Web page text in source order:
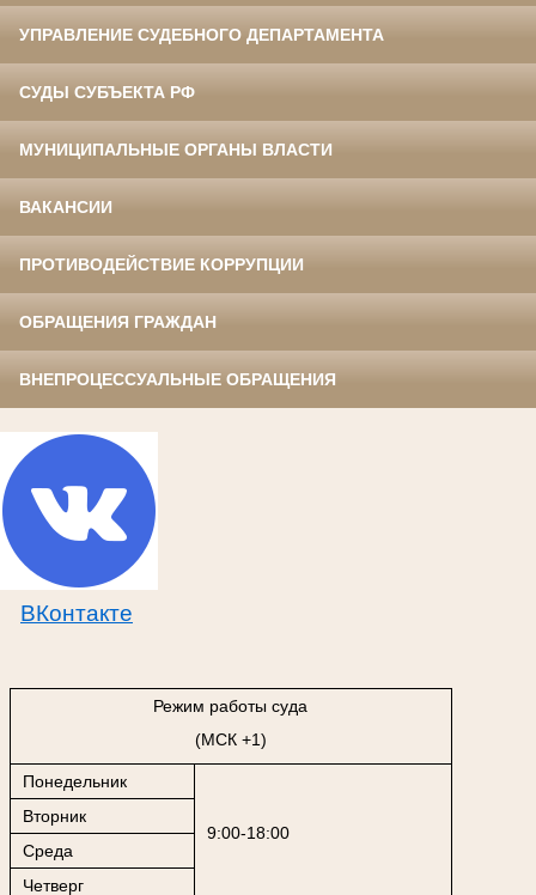
УПРАВЛЕНИЕ СУДЕБНОГО ДЕПАРТАМЕНТА
СУДЫ СУБЪЕКТА РФ
МУНИЦИПАЛЬНЫЕ ОРГАНЫ ВЛАСТИ
ВАКАНСИИ
ПРОТИВОДЕЙСТВИЕ КОРРУПЦИИ
ОБРАЩЕНИЯ ГРАЖДАН
ВНЕПРОЦЕССУАЛЬНЫЕ ОБРАЩЕНИЯ
ВКонтакте
Режим работы суда
(МСК +1)
Понедельник
9:00-18:00
Вторник
Среда
Четверг